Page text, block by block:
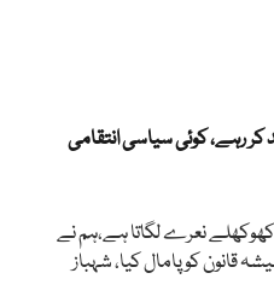
رہے، کوئی سیاسی انتقامی
نعرے لگاتا ہے،ہم نے
قانون کو پامال کیا، شہباز